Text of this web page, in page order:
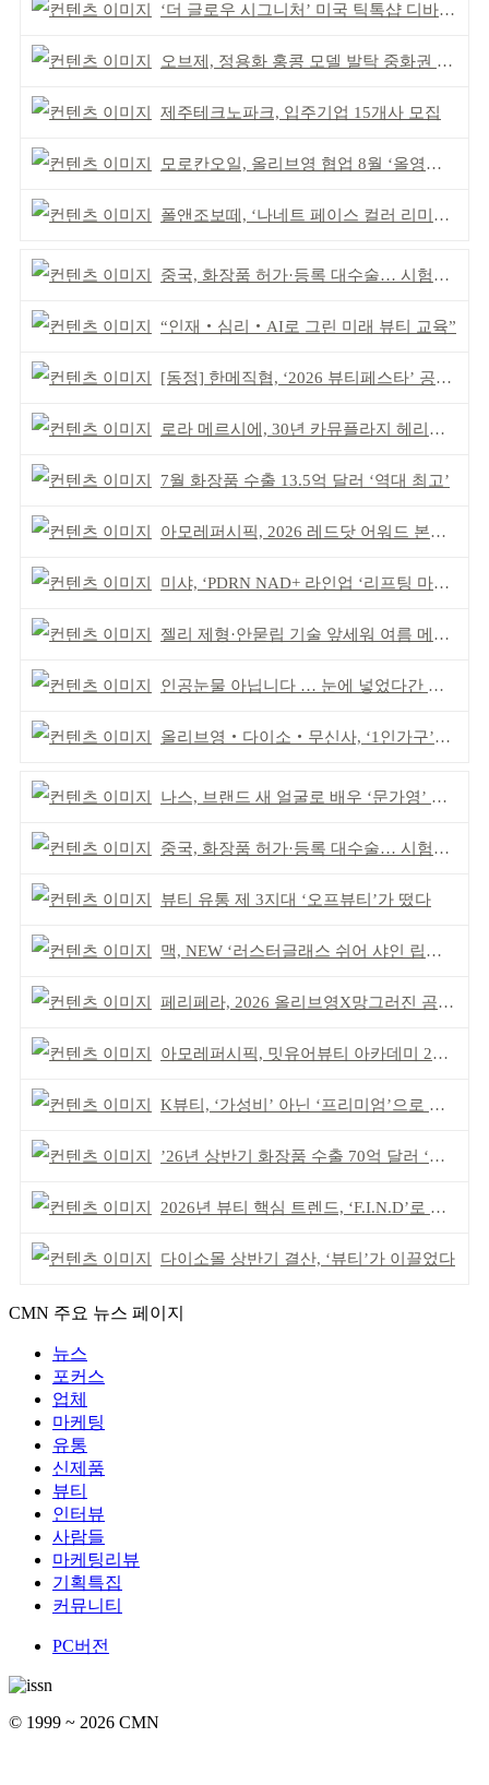
‘더 글로우 시그니처’ 미국 틱톡샵 디바이스 부문 1위
오브제, 정용화 홍콩 모델 발탁 중화권 공략 강화
제주테크노파크, 입주기업 15개사 모집
모로칸오일, 올리브영 협업 8월 ‘올영픽’ 선정
폴앤조보떼, ‘나네트 페이스 컬러 리미티드’ 출시
중국, 화장품 허가·등록 대수술… 시험자료 공용 허용
“인재‧심리‧AI로 그린 미래 뷰티 교육”
[동정] 한메직협, ‘2026 뷰티페스타’ 공동 주최
로라 메르시에, 30년 카뮤플라지 헤리티지 담아
7월 화장품 수출 13.5억 달러 ‘역대 최고’
아모레퍼시픽, 2026 레드닷 어워드 본상 2개 수상
미샤, ‘PDRN NAD+ 라인업 ‘리프팅 마스크’ 출시
젤리 제형·안묻립 기술 앞세워 여름 메이크업 시장 공략
인공눈물 아닙니다 … 눈에 넣었다간 각막 손상
올리브영‧다이소‧무신사, ‘1인가구’가 이끈다
나스, 브랜드 새 얼굴로 배우 ‘문가영’ 발탁
중국, 화장품 허가·등록 대수술… 시험자료 공용 허용
뷰티 유통 제 3지대 ‘오프뷰티’가 떴다
맥, NEW ‘러스터글래스 쉬어 샤인 립스틱’ 출시
페리페라, 2026 올리브영X망그러진 곰 콜라보
아모레퍼시픽, 밋유어뷰티 아카데미 2기 발대식
K뷰티, ‘가성비’ 아닌 ‘프리미엄’으로 승부걸어야
’26년 상반기 화장품 수출 70억 달러 ‘역대 최고’
2026년 뷰티 핵심 트렌드, ‘F.I.N.D’로 읽는다
다이소몰 상반기 결산, ‘뷰티’가 이끌었다
CMN 주요 뉴스 페이지
뉴스
포커스
업체
마케팅
유통
신제품
뷰티
인터뷰
사람들
마케팅리뷰
기획특집
커뮤니티
PC버전
© 1999 ~ 2026 CMN